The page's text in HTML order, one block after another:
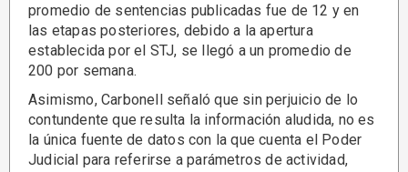
promedio de sentencias publicadas fue de 12 y en
las etapas posteriores, debido a la apertura
establecida por el STJ, se llegó a un promedio de
200 por semana.
Asimismo, Carbonell señaló que sin perjuicio de lo
contundente que resulta la información aludida, no es
la única fuente de datos con la que cuenta el Poder
Judicial para referirse a parámetros de actividad,